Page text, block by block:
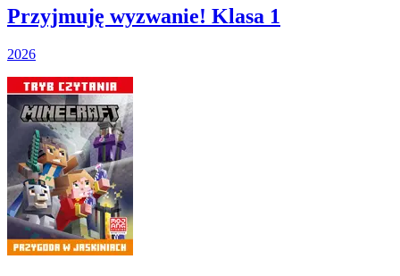
Przyjmuję wyzwanie! Klasa 1
2026